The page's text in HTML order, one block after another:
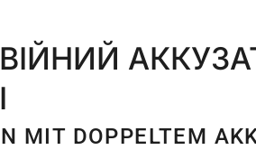
MIT DOPPELTEM